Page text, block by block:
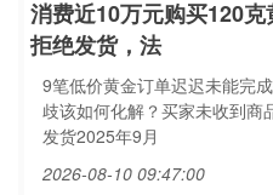
消费近10万元购买120
拒绝发货，法
9笔低价黄金订单迟迟未能完
歧该如何化解？买家未收到商
发货2025年9月
2026-08-10 09:47:00